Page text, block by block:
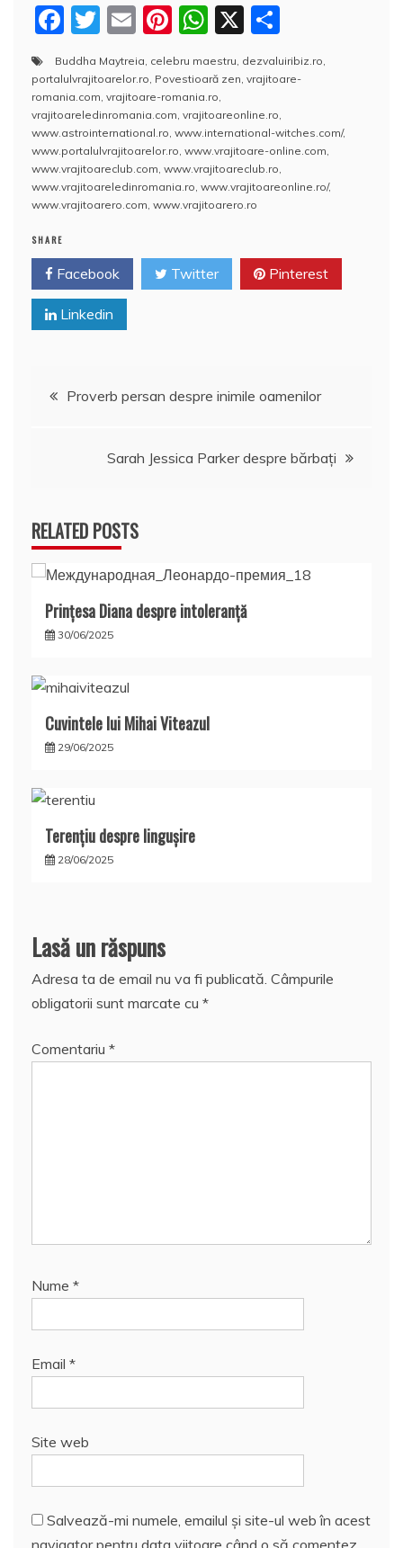
F
a
c
e
b
o
o
k
T
w
itt
er
E
m
ai
l
Pi
nt
er
e
st
W
at
s
A
p
p
X
a
rt
e
a
z
Buddha Maytreia celebru maestru dezvaluiribiz.ro
portalulvrajitoarelor.ro Povestioară zen vrajitoare-
romania.com vrajitoare-romania.ro
vrajitoareledinromania.com vrajitoareonline.ro
www.astrointernational.ro www.international-witches.com/,
www.portalulvrajitoarelor.ro www.vrajitoare-online.com
www.vrajitoareclub.com www.vrajitoareclub.ro
www.vrajitoareledinromania.ro www.vrajitoareonline.ro/,
www.vrajitoarero.com www.vrajitoarero.ro
SHARE
Facebook Twitter Pinterest
Linkedin
Navigare
Proverb persan despre inimile oamenilor
Sarah Jessica Parker despre bărbaţi
RELATED POSTS
Prințesa Diana despre intoleranță
30/06/2025
Cuvintele lui Mihai Viteazul
29/06/2025
Terențiu despre lingușire
28/06/2025
Lasă un răspuns
Adresa ta de email nu va fi publicată. Câmpurile
obligatorii sunt marcate cu *
Comentariu *
Nume *
Email *
Site web
Salvează-mi numele, emailul și site-ul web în acest
navigator pentru data viitoare când o să comentez.